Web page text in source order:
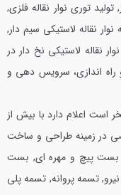
توری نوار نقاله فلزی,
نقاله لاستیکی سیم دار,
نقاله لاستیکی نخ دار در
اندازی،‌ سرويس دهی و
است اعلام دارد با بيش از
در زمينه طراحی و ساخت
بست پیچ و مهره ای, بست
نیرو, تسمه پروانه, تسمه پلی